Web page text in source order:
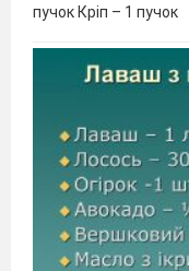
пучок Кріп – 1 пучок